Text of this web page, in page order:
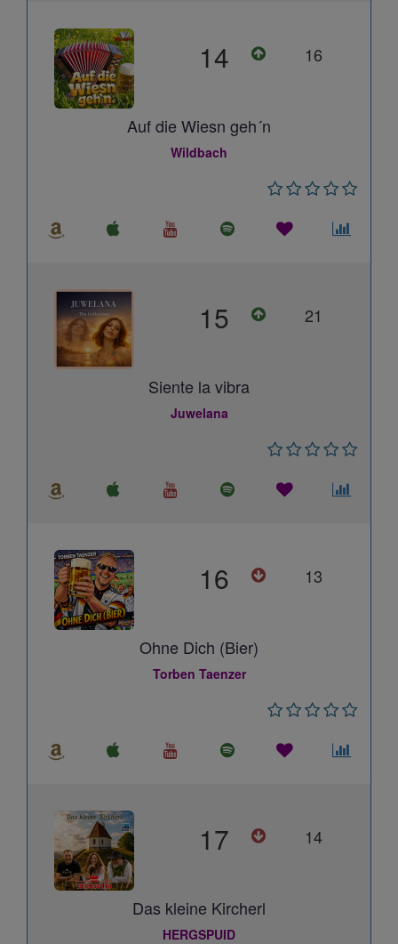
14 16
Auf die Wiesn geh´n
Wildbach
15 21
Siente la vibra
Juwelana
16 13
Ohne Dich (Bier)
Torben Taenzer
17 14
Das kleine Kircherl
HERGSPUID